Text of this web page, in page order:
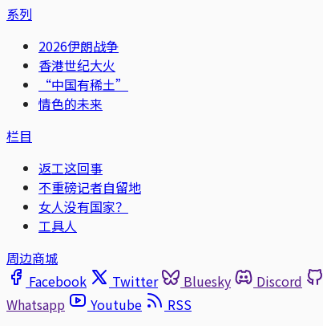
系列
2026伊朗战争
香港世纪大火
“中国有稀土”
情色的未来
栏目
返工这回事
不重磅记者自留地
女人没有国家？
工具人
周边商城
Facebook
Twitter Bluesky Discord
Whatsapp
Youtube RSS